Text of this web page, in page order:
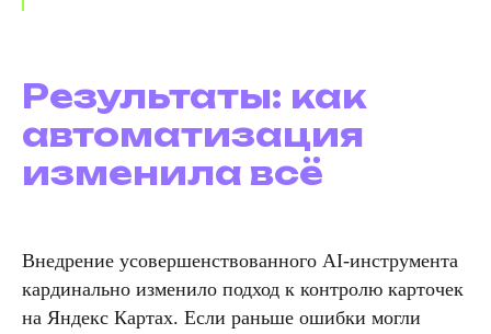
Результаты: как
автоматизация
изменила всё
Внедрение усовершенствованного AI-инструмента
кардинально изменило подход к контролю карточек
на Яндекс Картах. Если раньше ошибки могли